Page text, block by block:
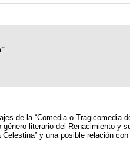
de la “Comedia o
literario del Renacimiento
y una posible relación